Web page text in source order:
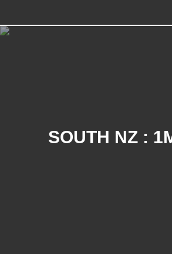
SOUTH NZ :